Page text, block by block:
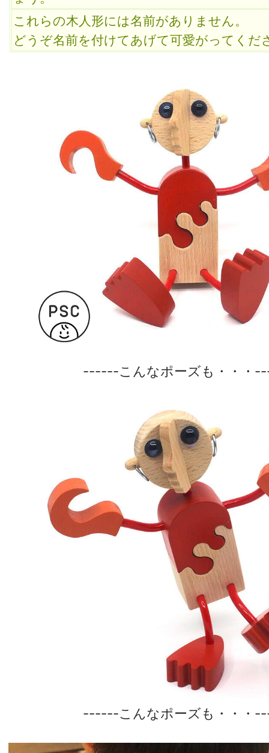
これらの木人形には名前がありません。
どうぞ名前を付けてあげて可愛がってくだ
------こんなポーズも・・・
------こんなポーズも・・・